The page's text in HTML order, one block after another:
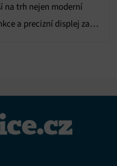
na trh nejen moderní
a precizní displej za